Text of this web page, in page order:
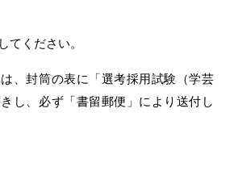
てください。
、封筒の表に「選考採用試験（学芸
し、 必ず「書留郵便」により送付し